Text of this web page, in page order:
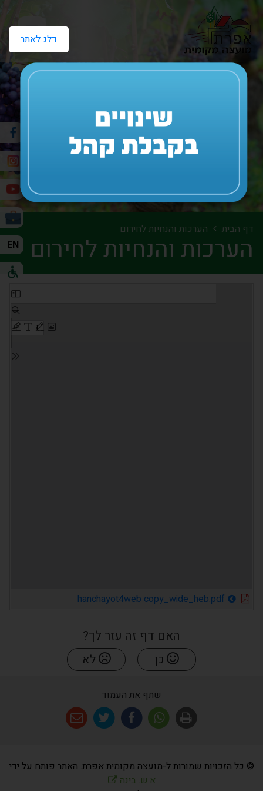
דלג לאתר
EN
דף הבית הערכות והנחיות לחירום
הערכות והנחיות לחירום
hanchayot4web copy_wide_heb.pdf
האם דף זה עזר לך?
כן לא
שתף את העמוד
© כל הזכויות שמורות ל-מועצה מקומית אפרת. האתר פותח על ידי
א.ש. בינה